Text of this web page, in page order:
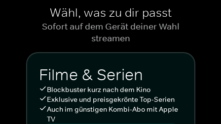
Wähl, was zu dir passt
Sofort auf dem Gerät deiner Wahl
streamen
Filme & Serien
Blockbuster kurz nach dem Kino
Exklusive und preisgekrönte Top-Serien
Auch im günstigen Kombi-Abo mit Apple
TV